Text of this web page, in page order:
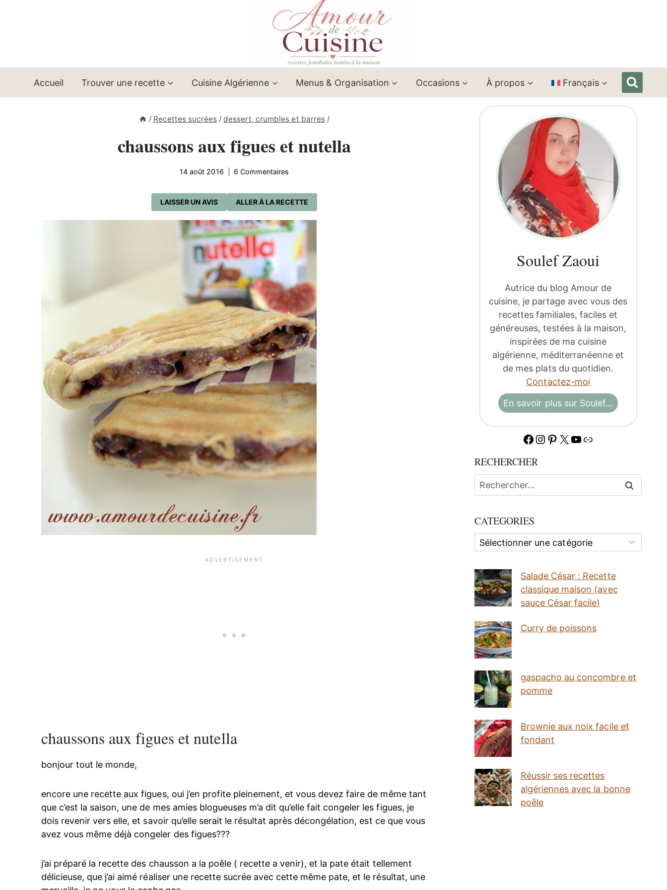
Accueil Trouver une recette Cuisine Algérienne Menus & Organisation Occasions À propos Français
/ Recettes sucrées / dessert, crumbles et barres /
chaussons aux figues et nutella
14 août 2016 6 Commentaires
ALLER À LA RECETTE
LAISSER UN AVIS
chaussons aux figues et nutella
bonjour tout le monde,
encore une recette aux figues, oui j’en profite pleinement, et vous devez faire de même tant
que c’est la saison, une de mes amies blogueuses m’a dit qu’elle fait congeler les figues, je
dois revenir vers elle, et savoir qu’elle serait le résultat après décongélation, est ce que vous
avez vous même déjà congeler des figues???
j’ai préparé la recette des chausson a la poêle ( recette a venir), et la pate était tellement
délicieuse, que j’ai aimé réaliser une recette sucrée avec cette même pate, et le résultat, une
Soulef Zaoui
Autrice du blog Amour de
cuisine, je partage avec vous des
recettes familiales, faciles et
généreuses, testées à la maison,
inspirées de ma cuisine
algérienne, méditerranéenne et
de mes plats du quotidien.
Contactez-moi
En savoir plus sur Soulef…
Facebook
Instagram
Pinterest
X YouTube
Lien
RECHERCHER
Rechercher :
CATEGORIES
Categories
Salade César : Recette
classique maison (avec
sauce César facile)
Curry de poissons
gaspacho au concombre et
pomme
Brownie aux noix facile et
fondant
Réussir ses recettes
algériennes avec la bonne
poêle